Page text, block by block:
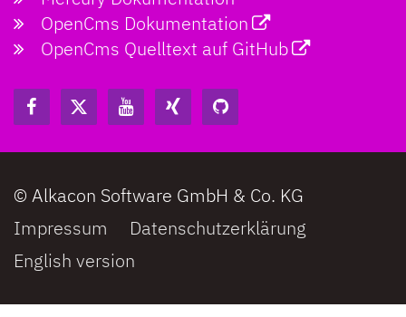
OpenCms Dokumentation
OpenCms Quelltext auf GitHub
© Alkacon Software GmbH & Co. KG
Impressum
Datenschutzerklärung
English version